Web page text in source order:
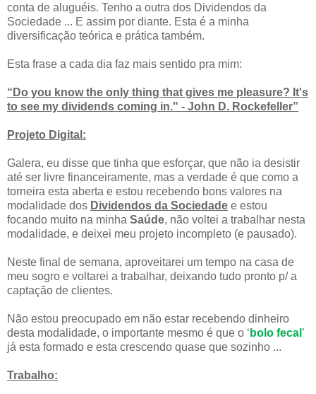
conta de aluguéis. Tenho a outra dos Dividendos da
Sociedade ... E assim por diante. Esta é a minha
diversificação teórica e prática também.
Esta frase a cada dia faz mais sentido pra mim:
“Do you know the only thing that gives me pleasure? It's
to see my dividends coming in." - John D. Rockefeller”
Projeto Digital:
Galera, eu disse que tinha que esforçar, que não ia desistir
até ser livre financeiramente, mas a verdade é que como a
torneira esta aberta e estou recebendo bons valores na
modalidade dos Dividendos da Sociedade e estou
focando muito na minha Saúde, não voltei a trabalhar nesta
modalidade, e deixei meu projeto incompleto (e pausado).
Neste final de semana, aproveitarei um tempo na casa de
meu sogro e voltarei a trabalhar, deixando tudo pronto p/ a
captação de clientes.
Não estou preocupado em não estar recebendo dinheiro
desta modalidade, o importante mesmo é que o ‘ bolo fecal ’
já esta formado e esta crescendo quase que sozinho ...
Trabalho: